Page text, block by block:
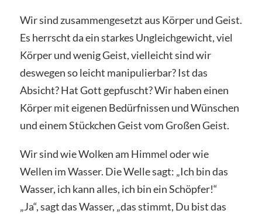
Wir sind zusammengesetzt aus Körper und Geist.
Es herrscht da ein starkes Ungleichgewicht, viel
Körper und wenig Geist, vielleicht sind wir
deswegen so leicht manipulierbar? Ist das
Absicht? Hat Gott gepfuscht? Wir haben einen
Körper mit eigenen Bedürfnissen und Wünschen
und einem Stückchen Geist vom Großen Geist.
Wir sind wie Wolken am Himmel oder wie
Wellen im Wasser. Die Welle sagt: „Ich bin das
Wasser, ich kann alles, ich bin ein Schöpfer!“
„Ja“, sagt das Wasser, „das stimmt, Du bist das